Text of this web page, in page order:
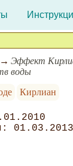
Эффект
воды
Кирлиан
01.03.2013